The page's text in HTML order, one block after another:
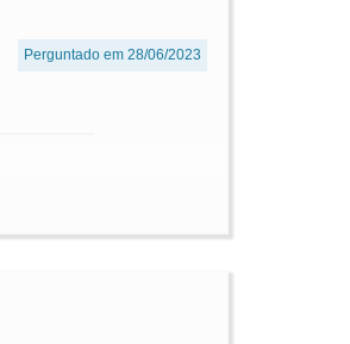
Perguntado em 28/06/2023